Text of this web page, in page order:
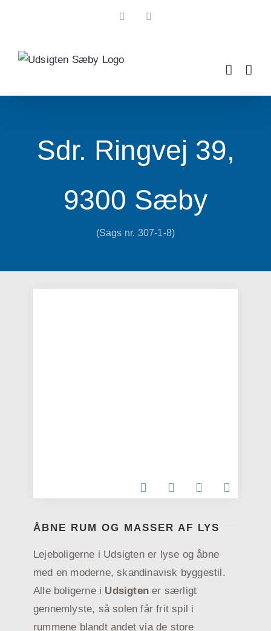
FacebookInstagram
Sdr. Ringvej 39,
9300 Sæby
(Sags nr. 307-1-8)
ÅBNE RUM OG MASSER AF LYS
Lejeboligerne i Udsigten er lyse og åbne
med en moderne, skandinavisk byggestil.
Alle boligerne i Udsigten er særligt
gennemlyste, så solen får frit spil i
rummene blandt andet via de store